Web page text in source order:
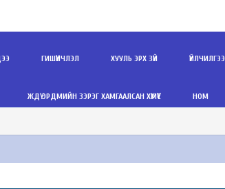
ГИШҮҮНЧЛЭЛ ХУУЛЬ ЭРХ ЗҮЙ ҮЙЛЧИЛГЭЭ
ЖДҮ ЭРДМИЙН ЗЭРЭГ ХАМГААЛСАН ХҮМҮҮС НОМ